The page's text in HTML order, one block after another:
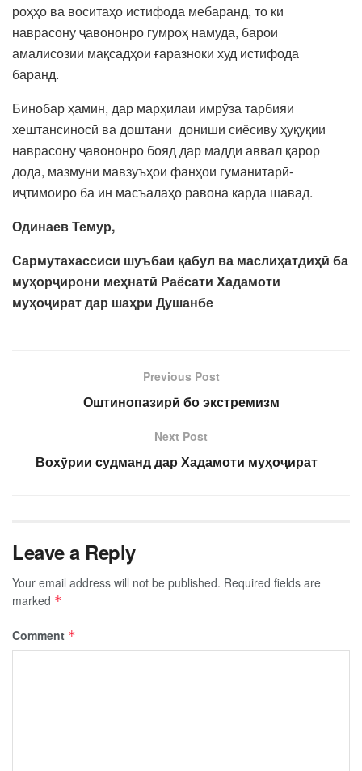
роҳҳо ва воситаҳо истифода мебаранд, то ки
наврасону ҷавононро гумроҳ намуда, барои
амалисозии мақсадҳои ғаразноки худ истифода
баранд.
Бинобар ҳамин, дар марҳилаи имрӯза тарбияи
хештансиносӣ ва доштани дониши сиёсиву ҳуқуқии
наврасону ҷавононро бояд дар мадди аввал қарор
дода, мазмуни мавзуъҳои фанҳои гуманитарӣ-
иҷтимоиро ба ин масъалаҳо равона карда шавад.
Одинаев Темур,
Сармутахассиси шуъбаи қабул ва маслиҳатдиҳӣ ба
муҳорҷирони меҳнатӣ Раёсати Хадамоти
муҳоҷират дар шаҳри Душанбе
Previous Post
Оштинопазирӣ бо экстремизм
Next Post
Вохӯрии судманд дар Хадамоти муҳоҷират
Leave a Reply
Your email address will not be published. Required fields are
marked *
Comment *